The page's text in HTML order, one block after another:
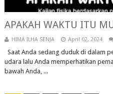
APAKAH WAKTU ITU
HIMA ILHA SENJA April 02, 2024
Saat Anda sedang duduk di dalam
udara lalu Anda memperhatikan
bawah Anda, ...